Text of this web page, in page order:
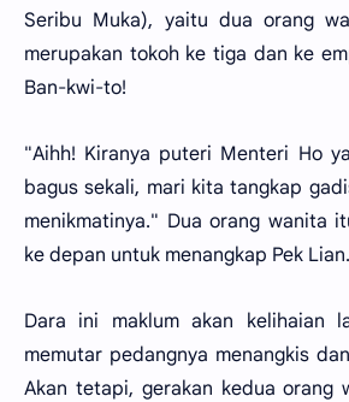
Seribu Muka), yaitu dua orang
merupakan tokoh ke tiga dan ke
Ban-kwi-to!
"Aihh! Kiranya puteri Menteri Ho
bagus sekali, mari kita tangkap
menikmatinya." Dua orang wanita
ke depan untuk menangkap Pek Lian.
Dara ini maklum akan kelihaian
memutar pedangnya menangkis
Akan tetapi, gerakan kedua orang